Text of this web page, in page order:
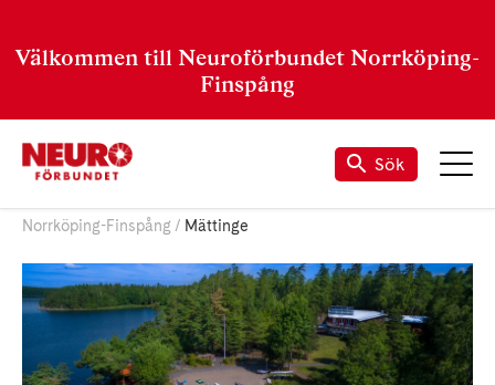
Välkommen till Neuroförbundet Norrköping-
Finspång
Sök
Norrköping-Finspång Mättinge